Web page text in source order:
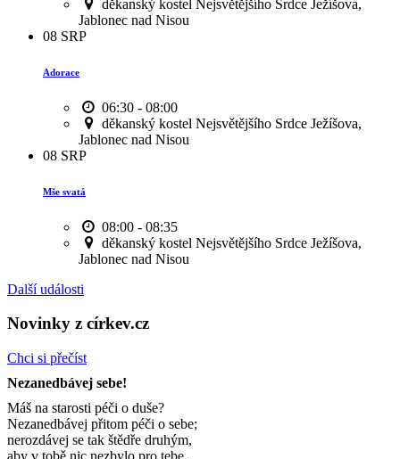
děkanský kostel Nejsvětějšího Srdce Ježíšova,
Jablonec nad Nisou
08 SRP
Adorace
06:30 - 08:00
děkanský kostel Nejsvětějšího Srdce Ježíšova,
Jablonec nad Nisou
08 SRP
Mše svatá
08:00 - 08:35
děkanský kostel Nejsvětějšího Srdce Ježíšova,
Jablonec nad Nisou
Další události
Novinky z církev.cz
Chci si přečíst
Nezanedbávej sebe!
Máš na starosti péči o duše?
Nezanedbávej přitom péči o sebe;
nerozdávej se tak štědře druhým,